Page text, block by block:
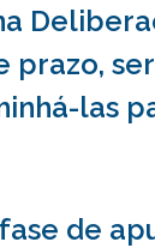
prazo,
las
de